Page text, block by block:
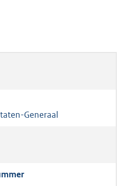
Generaal